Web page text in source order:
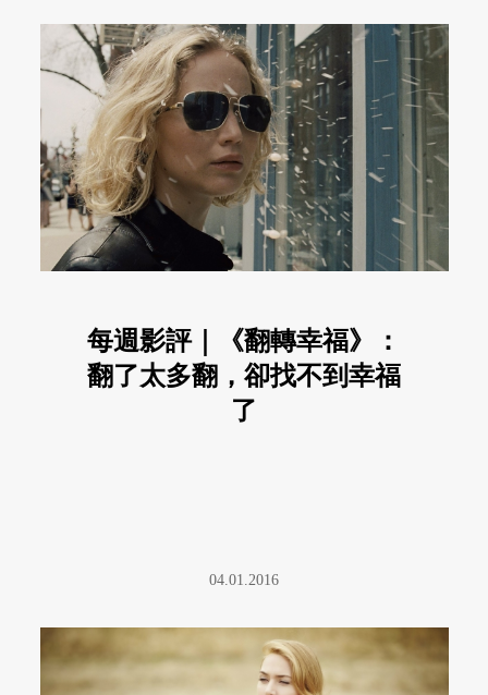
每週影評｜《翻轉幸福》：
翻了太多翻，卻找不到幸福
了
04.01.2016